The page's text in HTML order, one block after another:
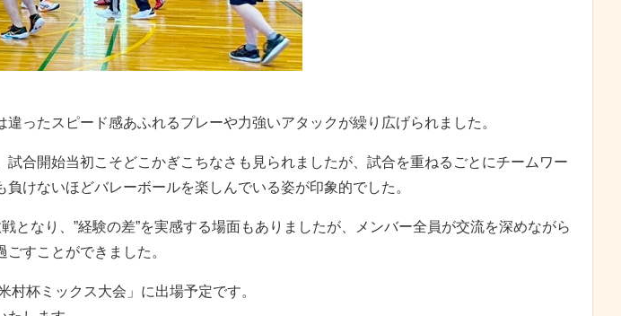
ったスピード感あふれるプレーや力強いアタックが繰り広げられました。
合開始当初こそどこかぎこちなさも見られましたが、試合を重ねるごとにチームワー
けないほどバレーボールを楽しんでいる姿が印象的でした。
となり、”経験の差”を実感する場面もありましたが、メンバー全員が交流を深めながら
すことができました。
杯ミックス大会」に出場予定です。